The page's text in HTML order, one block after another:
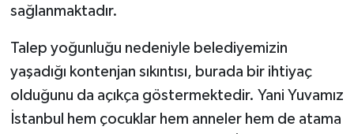
sağlanmaktadır.
Talep yoğunluğu nedeniyle belediyemizin
yaşadığı kontenjan sıkıntısı, burada bir ihtiyaç
olduğunu da açıkça göstermektedir. Yani Yuvamız
İstanbul hem çocuklar hem anneler hem de atama